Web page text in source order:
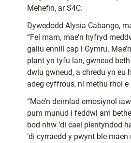
Mehefin, ar S4C.
Dywedodd Alysia Cabango,
“Fel mam, mae’n hyfryd
gallu ennill cap i Gymru.
plant yn tyfu lan, gwneud beth
dwlu gwneud, a chredu yn eu
adeg cyffrous, ni methu rhoi e
“Mae’n deimlad emosiynol
pum munud i feddwl am
bod nhw ‘di cael plentyndod
‘di cyrraedd y pwynt ble